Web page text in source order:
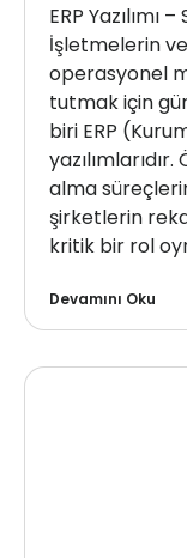
ERP Yazılımı
İşletmelerin
operasyonel
tutmak için
biri ERP
alma
şirketlerin
kritik bir rol
Devamını Oku